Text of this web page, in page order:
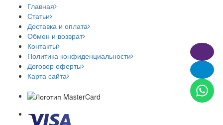
Главная
Статьи
Доставка и оплата
Обмен и возврат
Контакты
Политика конфиденциальности
Договор оферты
Карта сайта